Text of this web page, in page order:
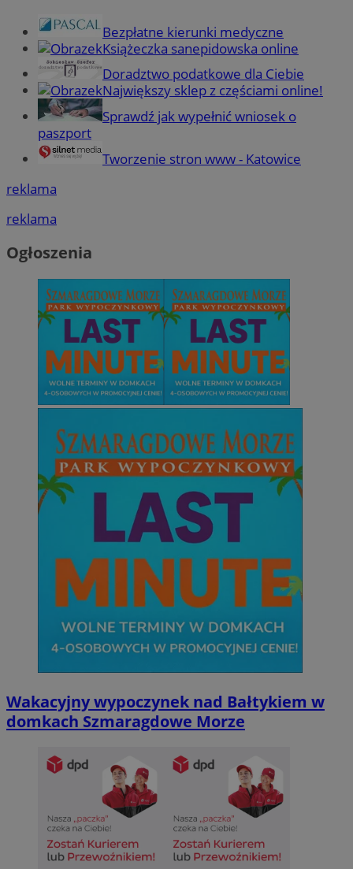
Bezpłatne kierunki medyczne
Książeczka sanepidowska online
Doradztwo podatkowe dla Ciebie
Największy sklep z częściami online!
Sprawdź jak wypełnić wniosek o
paszport
Tworzenie stron www - Katowice
reklama
reklama
Ogłoszenia
Wakacyjny wypoczynek nad Bałtykiem w
domkach Szmaragdowe Morze